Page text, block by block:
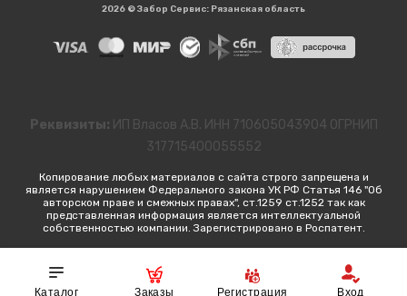
2026 © Забор Сервис: Рязанская область
Реквизиты: ИП Власов А.В. ИНН 710605043904 ОГРНИП
317715400055552
Копирование любых материалов с сайта строго запрещена и
является нарушением Федерального закона УК РФ Статья 146 "Об
авторском праве и смежных правах", ст.1259 ст.1252 так как
представленная информация является интеллектуальной
собственностью компании. Зарегистрировано в Роспатент.
Каталог Заказы Регистрация Вход